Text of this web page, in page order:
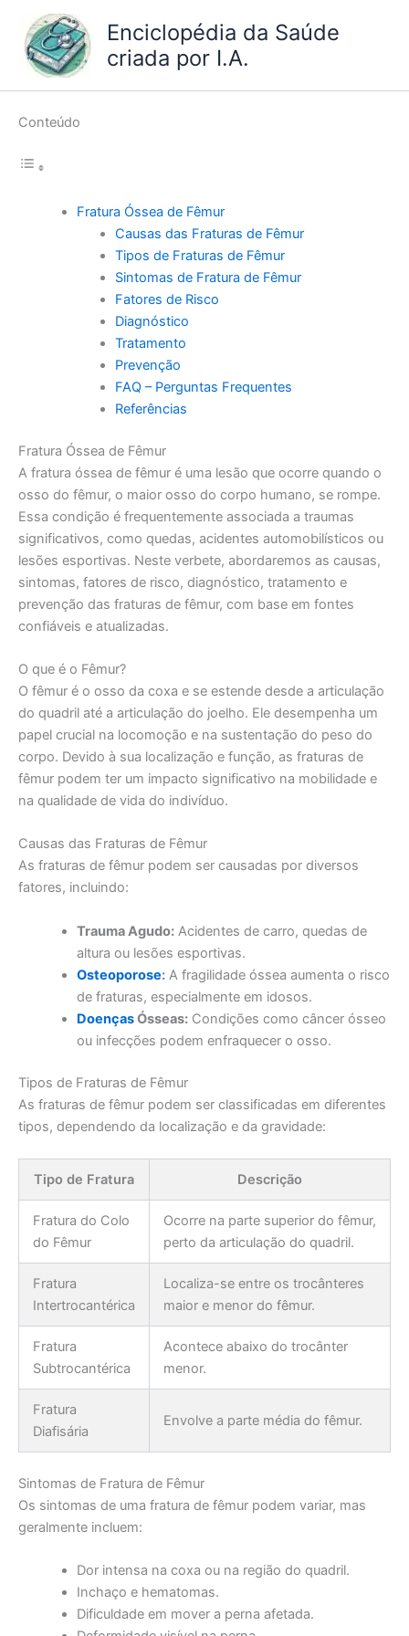
conteúdo
Enciclopédia da Saúde
criada por I.A.
Conteúdo
Fratura Óssea de Fêmur
Causas das Fraturas de Fêmur
Tipos de Fraturas de Fêmur
Sintomas de Fratura de Fêmur
Fatores de Risco
Diagnóstico
Tratamento
Prevenção
FAQ – Perguntas Frequentes
Referências
Fratura Óssea de Fêmur
A fratura óssea de fêmur é uma lesão que ocorre quando o
osso do fêmur, o maior osso do corpo humano, se rompe.
Essa condição é frequentemente associada a traumas
significativos, como quedas, acidentes automobilísticos ou
lesões esportivas. Neste verbete, abordaremos as causas,
sintomas, fatores de risco, diagnóstico, tratamento e
prevenção das fraturas de fêmur, com base em fontes
confiáveis e atualizadas.
O que é o Fêmur?
O fêmur é o osso da coxa e se estende desde a articulação
do quadril até a articulação do joelho. Ele desempenha um
papel crucial na locomoção e na sustentação do peso do
corpo. Devido à sua localização e função, as fraturas de
fêmur podem ter um impacto significativo na mobilidade e
na qualidade de vida do indivíduo.
Causas das Fraturas de Fêmur
As fraturas de fêmur podem ser causadas por diversos
fatores, incluindo:
Trauma Agudo:Acidentes de carro, quedas de
altura ou lesões esportivas.
Osteoporose:A fragilidade óssea aumenta o risco
de fraturas, especialmente em idosos.
DoençasÓsseas:Condições como câncer ósseo
ou infecções podem enfraquecer o osso.
Tipos de Fraturas de Fêmur
As fraturas de fêmur podem ser classificadas em diferentes
tipos, dependendo da localização e da gravidade:
Tipo de Fratura Descrição
Fratura do Colo
do Fêmur
Ocorre na parte superior do fêmur,
perto da articulação do quadril.
Fratura
Intertrocantérica
Localiza-se entre os trocânteres
maior e menor do fêmur.
Fratura
Subtrocantérica
Acontece abaixo do trocânter
menor.
Fratura
Diafisária
Envolve a parte média do fêmur.
Sintomas de Fratura de Fêmur
Os sintomas de uma fratura de fêmur podem variar, mas
geralmente incluem:
Dor intensa na coxa ou na região do quadril.
Inchaço e hematomas.
Dificuldade em mover a perna afetada.